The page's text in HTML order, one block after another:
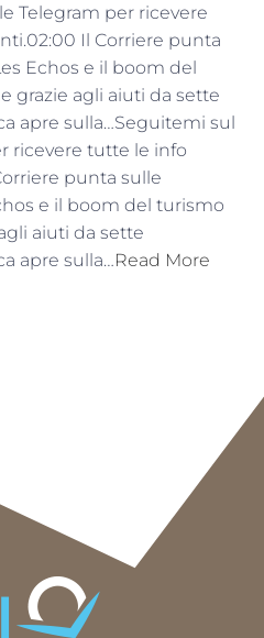
Telegram per ricevere
Il Corriere punta
Echos e il boom del
grazie agli aiuti da sette
apre sulla…Seguitemi sul
ricevere tutte le info
punta sulle
e il boom del turismo
aiuti da sette
apre sulla…Read More